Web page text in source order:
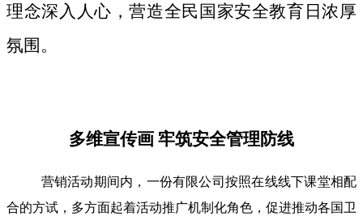
理念深入人心，营造全民国家安全教育日浓厚
氛围。
多维宣传画 牢筑安全管理防线
营销活动期间内，一份有限公司按照在线线下课堂相配
合的方试，多方面起着活动推广机制化角色，促进推动各国卫